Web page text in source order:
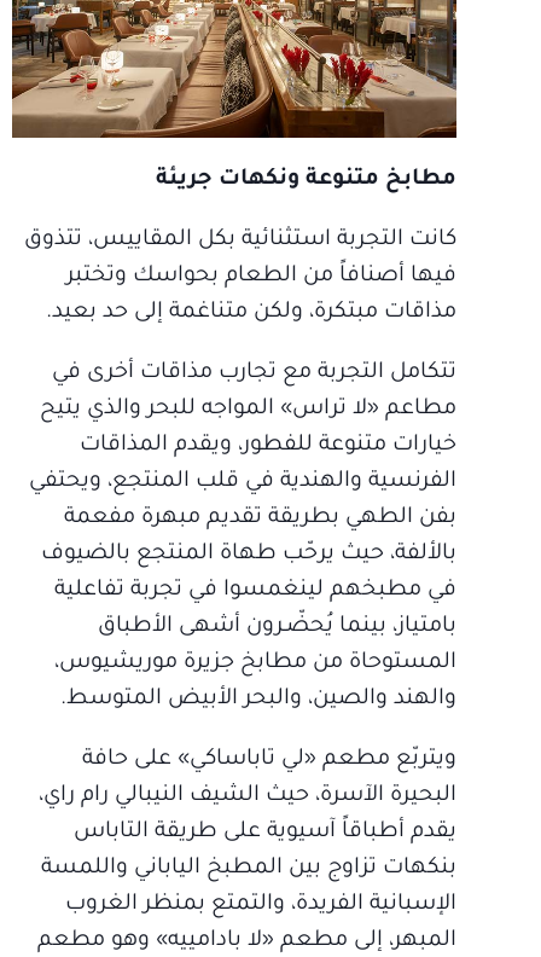
مطابخ متنوعة ونكهات جريئة
كانت التجربة استثنائية بكل المقاييس، تتذوق
فيها أصنافاً من الطعام بحواسك وتختبر
مذاقات مبتكرة، ولكن متناغمة إلى حد بعيد.
تتكامل التجربة مع تجارب مذاقات أخرى في
مطاعم «لا تراس» المواجه للبحر والذي يتيح
خيارات متنوعة للفطور، ويقدم المذاقات
الفرنسية والهندية في قلب المنتجع، ويحتفي
بفن الطهي بطريقة تقديم مبهرة مفعمة
بالألفة، حيث يرحّب طهاة المنتجع بالضيوف
في مطبخهم لينغمسوا في تجربة تفاعلية
بامتياز، بينما يُحضّـرون أشهى الأطباق
المستوحاة من مطابخ جزيرة موريشيوس،
والهند والصين، والبحر الأبيض المتوسط.
ويتربّع مطعم «لي تاباساكي» على حافة
البحيرة الآسرة، حيث الشيف النيبالي رام راي،
يقدم أطباقاً آسيوية على طريقة التاباس
بنكهات تزاوج بين المطبخ الياباني واللمسة
الإسبانية الفريدة، والتمتع بمنظر الغروب
المبهر، إلى مطعم «لا بادامييه» وهو مطعم